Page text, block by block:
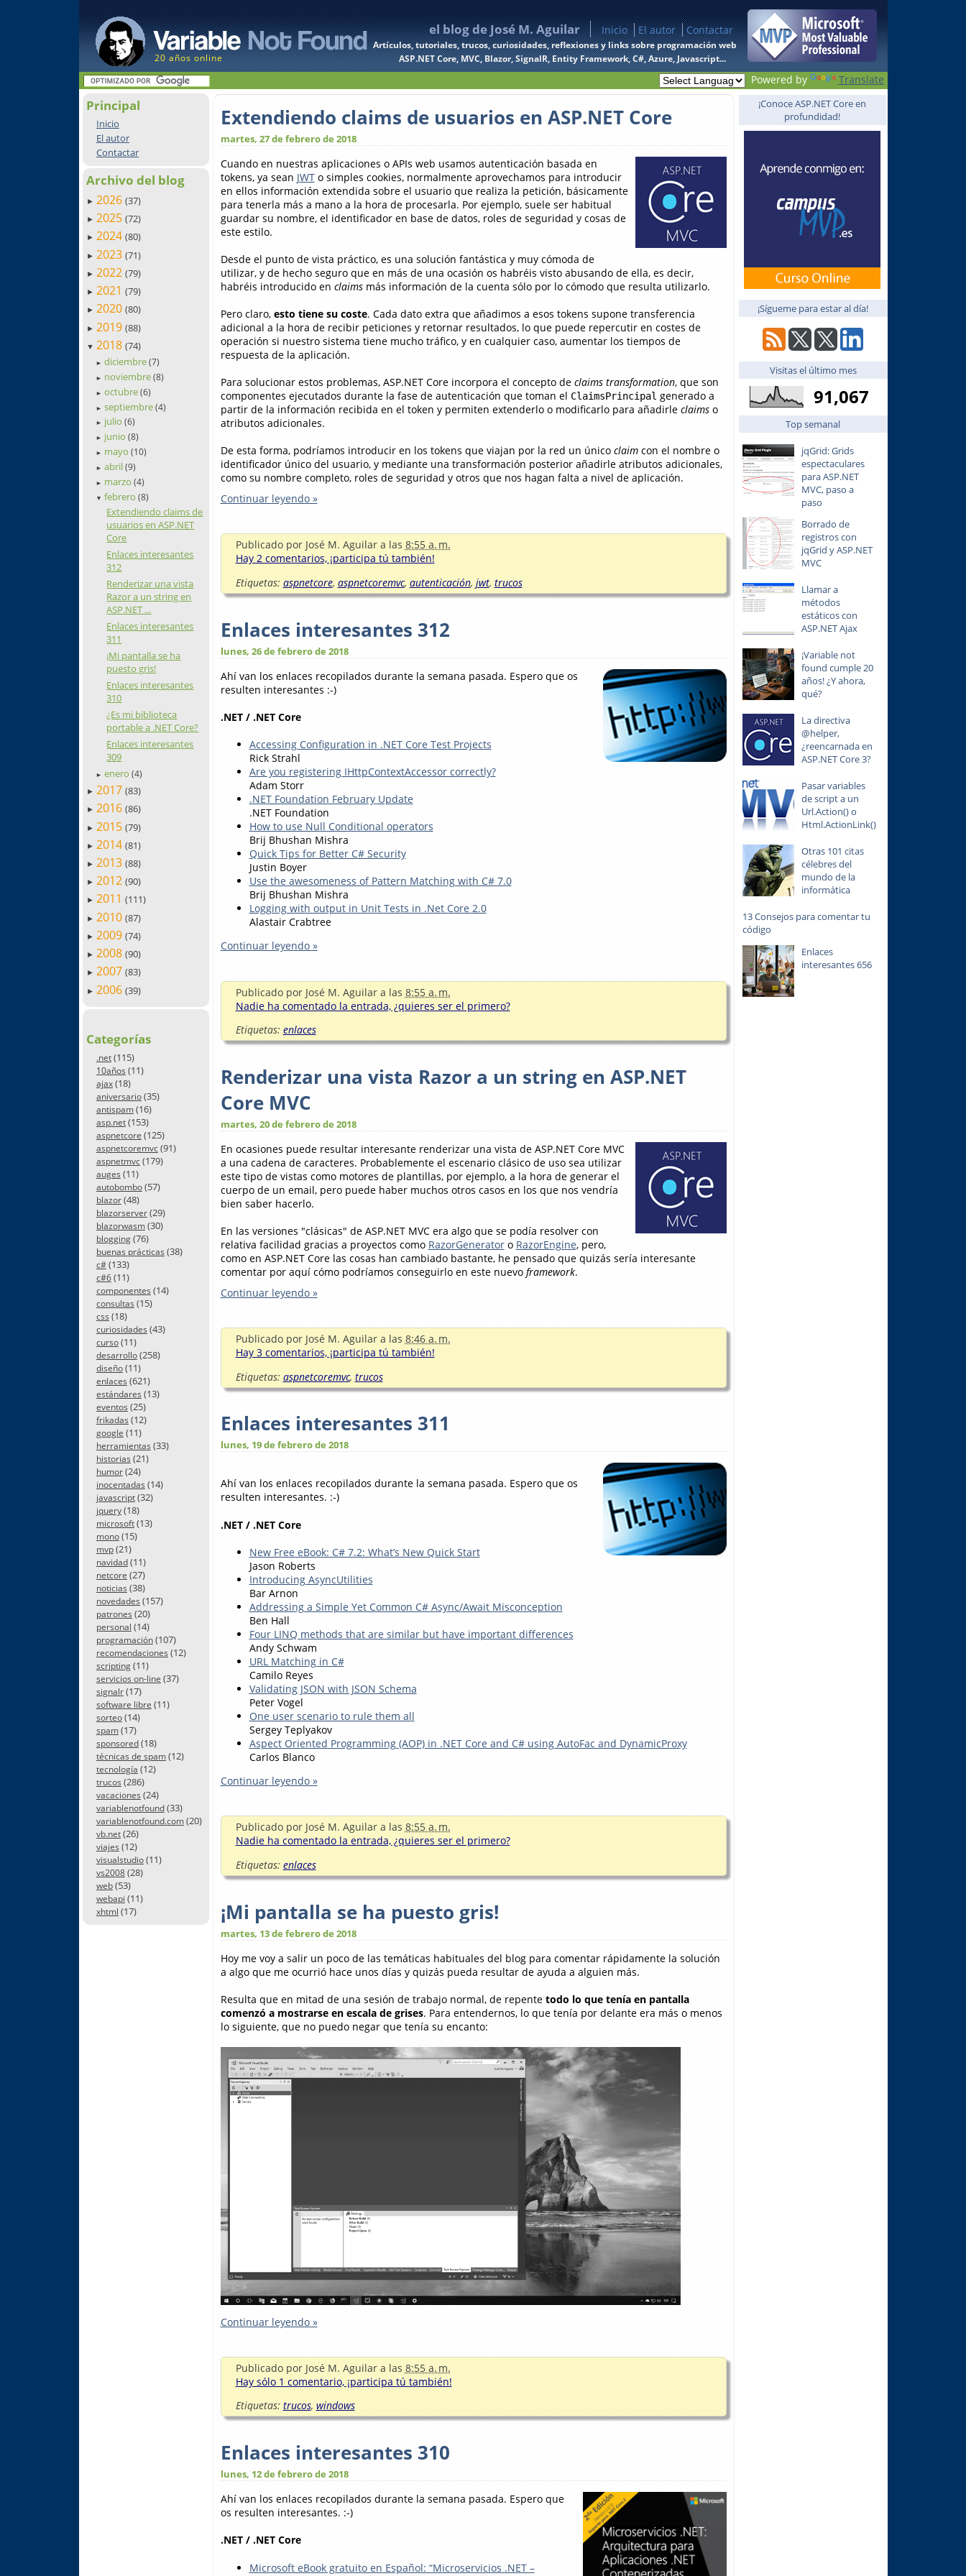
20 años online
el blog de José M. Aguilar Inicio El autor Contactar
Artículos, tutoriales, trucos, curiosidades, reflexiones y links sobre programación web
ASP.NET Core, MVC, Blazor, SignalR, Entity Framework, C#, Azure, Javascript...
Powered by Translate
Principal
Inicio
El autor
Contactar
Archivo del blog
► 2026 (37)
► 2025 (72)
► 2024 (80)
► 2023 (71)
► 2022 (79)
► 2021 (79)
► 2020 (80)
► 2019 (88)
▼ 2018 (74)
► diciembre(7)
► noviembre(8)
► octubre(6)
► septiembre(4)
► julio(6)
► junio(8)
► mayo(10)
► abril(9)
► marzo(4)
▼ febrero(8)
Extendiendo claims de
usuarios en ASP.NET
Core
Enlaces interesantes
312
Renderizar una vista
Razor a un string en
ASP.NET ...
Enlaces interesantes
311
¡Mi pantalla se ha
puesto gris!
Enlaces interesantes
310
¿Es mi biblioteca
portable a .NET Core?
Enlaces interesantes
309
► enero(4)
► 2017 (83)
► 2016 (86)
► 2015 (79)
► 2014 (81)
► 2013 (88)
► 2012 (90)
► 2011 (111)
► 2010 (87)
► 2009 (74)
► 2008 (90)
► 2007 (83)
► 2006 (39)
Categorías
.net(115)
10años (11)
ajax(18)
aniversario(35)
antispam(16)
asp.net(153)
aspnetcore (125)
aspnetcoremvc(91)
aspnetmvc(179)
auges (11)
autobombo(57)
blazor(48)
blazorserver(29)
blazorwasm(30)
blogging(76)
buenas prácticas (38)
c#(133)
c#6(11)
componentes (14)
consultas (15)
css (18)
curiosidades (43)
curso(11)
desarrollo(258)
diseño(11)
enlaces (621)
estándares (13)
eventos (25)
frikadas (12)
google (11)
herramientas (33)
historias (21)
humor(24)
inocentadas (14)
javascript(32)
jquery(18)
microsoft(13)
mono(15)
mvp(21)
navidad(11)
netcore (27)
noticias (38)
novedades (157)
patrones (20)
personal (14)
programación(107)
recomendaciones (12)
scripting(11)
servicios on-line (37)
signalr(17)
software libre (11)
sorteo(14)
spam(17)
sponsored(18)
técnicas de spam(12)
tecnología (12)
trucos (286)
vacaciones (24)
variablenotfound(33)
variablenotfound.com(20)
vb.net(26)
viajes (12)
visualstudio(11)
vs2008(28)
web(53)
webapi (11)
xhtml (17)
Extendiendo claims de usuarios en ASP.NET Core
martes, 27 de febrero de 2018
Cuando en nuestras aplicaciones o APIs web usamos autenticación basada en
tokens, ya sean JWTo simples cookies, normalmente aprovechamos para introducir
en ellos información extendida sobre el usuario que realiza la petición, básicamente
para tenerla más a mano a la hora de procesarla. Por ejemplo, suele ser habitual
guardar su nombre, el identificador en base de datos, roles de seguridad y cosas de
este estilo.
Desde el punto de vista práctico, es una solución fantástica y muy cómoda de
utilizar, y de hecho seguro que en más de una ocasión os habréis visto abusando de ella, es decir,
habréis introducido en claimsmás información de la cuenta sólo por lo cómodo que resulta utilizarlo.
Pero claro, esto tiene su coste. Cada dato extra que añadimos a esos tokens supone transferencia
adicional a la hora de recibir peticiones y retornar resultados, lo que puede repercutir en costes de
operación si nuestro sistema tiene mucho tráfico, y en cualquier caso, aumentar los tiempos de
respuesta de la aplicación.
Para solucionar estos problemas, ASP.NET Core incorpora el concepto de claims transformation, que son
componentes ejecutados durante la fase de autenticación que toman el ClaimsPrincipal generado a
partir de la información recibida en el token y permiten extenderlo o modificarlo para añadirle claimso
atributos adicionales.
De esta forma, podríamos introducir en los tokens que viajan por la red un único claimcon el nombre o
identificador único del usuario, y mediante una transformación posterior añadirle atributos adicionales,
como su nombre completo, roles de seguridad y otros que nos hagan falta a nivel de aplicación.
Continuar leyendo »
Publicado por José M. Aguilar a las 8:55 a. m.
Hay 2 comentarios, ¡participa tú también!
Etiquetas: aspnetcore, aspnetcoremvc, autenticación, jwt, trucos
Enlaces interesantes 312
lunes, 26 de febrero de 2018
Ahí van los enlaces recopilados durante la semana pasada. Espero que os
resulten interesantes :-)
.NET / .NET Core
Accessing Configuration in .NET Core Test Projects
Rick Strahl
Are you registering IHttpContextAccessor correctly?
Adam Storr
.NET Foundation February Update
.NET Foundation
How to use Null Conditional operators
Brij Bhushan Mishra
Quick Tips for Better C# Security
Justin Boyer
Use the awesomeness of Pattern Matching with C# 7.0
Brij Bhushan Mishra
Logging with output in Unit Tests in .Net Core 2.0
Alastair Crabtree
Continuar leyendo »
Publicado por José M. Aguilar a las 8:55 a. m.
Nadie ha comentado la entrada, ¿quieres ser el primero?
Etiquetas: enlaces
Renderizar una vista Razor a un string en ASP.NET
Core MVC
martes, 20 de febrero de 2018
En ocasiones puede resultar interesante renderizar una vista de ASP.NET Core MVC
a una cadena de caracteres. Probablemente el escenario clásico de uso sea utilizar
este tipo de vistas como motores de plantillas, por ejemplo, a la hora de generar el
cuerpo de un email, pero puede haber muchos otros casos en los que nos vendría
bien saber hacerlo.
En las versiones "clásicas" de ASP.NET MVC era algo que se podía resolver con
relativa facilidad gracias a proyectos como RazorGeneratoro RazorEngine, pero,
como en ASP.NET Core las cosas han cambiado bastante, he pensado que quizás sería interesante
comentar por aquí cómo podríamos conseguirlo en este nuevo framework.
Continuar leyendo »
Publicado por José M. Aguilar a las 8:46 a. m.
Hay 3 comentarios, ¡participa tú también!
Etiquetas: aspnetcoremvc, trucos
Enlaces interesantes 311
lunes, 19 de febrero de 2018
Ahí van los enlaces recopilados durante la semana pasada. Espero que os
resulten interesantes. :-)
.NET / .NET Core
New Free eBook: C# 7.2: What’s New Quick Start
Jason Roberts
Introducing AsyncUtilities
Bar Arnon
Addressing a Simple Yet Common C# Async/Await Misconception
Ben Hall
Four LINQ methods that are similar but have important differences
Andy Schwam
URL Matching in C#
Camilo Reyes
Validating JSON with JSON Schema
Peter Vogel
One user scenario to rule them all
Sergey Teplyakov
Aspect Oriented Programming (AOP) in .NET Core and C# using AutoFac and DynamicProxy
Carlos Blanco
Continuar leyendo »
Publicado por José M. Aguilar a las 8:55 a. m.
Nadie ha comentado la entrada, ¿quieres ser el primero?
Etiquetas: enlaces
¡Mi pantalla se ha puesto gris!
martes, 13 de febrero de 2018
Hoy me voy a salir un poco de las temáticas habituales del blog para comentar rápidamente la solución
a algo que me ocurrió hace unos días y quizás pueda resultar de ayuda a alguien más.
Resulta que en mitad de una sesión de trabajo normal, de repente todo lo que tenía en pantalla
comenzó a mostrarse en escala de grises. Para entendernos, lo que tenía por delante era más o menos
lo siguiente, que no puedo negar que tenía su encanto:
Continuar leyendo »
Publicado por José M. Aguilar a las 8:55 a. m.
Hay sólo 1 comentario, ¡participa tú también!
Etiquetas: trucos, windows
Enlaces interesantes 310
lunes, 12 de febrero de 2018
Ahí van los enlaces recopilados durante la semana pasada. Espero que
os resulten interesantes. :-)
.NET / .NET Core
Microsoft eBook gratuito en Español: “Microservicios .NET –
¡Conoce ASP.NET Core en
profundidad!
¡Sígueme para estar al día!
Visitas el último mes
91,067
Top semanal
jqGrid: Grids
espectaculares
para ASP.NET
MVC, paso a
paso
Borrado de
registros con
jqGrid y ASP.NET
MVC
Llamar a
métodos
estáticos con
ASP.NET Ajax
¡Variable not
found cumple 20
años! ¿Y ahora,
qué?
La directiva
@helper,
¿reencarnada en
ASP.NET Core 3?
Pasar variables
de script a un
Url.Action() o
Html.ActionLink()
Otras 101 citas
célebres del
mundo de la
informática
13 Consejos para comentar tu
código
Enlaces
interesantes 656